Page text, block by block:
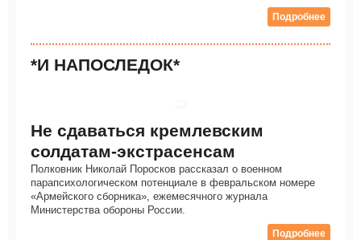
Подробнее
*И НАПОСЛЕДОК*
Не сдаваться кремлевским
солдатам-экстрасенсам
Полковник Николай Поросков рассказал о военном
парапсихологическом потенциале в февральском номере
«Армейского сборника», ежемесячного журнала
Министерства обороны России.
Подробнее